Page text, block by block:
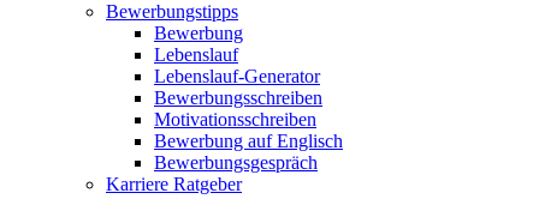
Bewerbungstipps
Bewerbung
Lebenslauf
Lebenslauf-Generator
Bewerbungsschreiben
Motivationsschreiben
Bewerbung auf Englisch
Bewerbungsgespräch
Karriere Ratgeber